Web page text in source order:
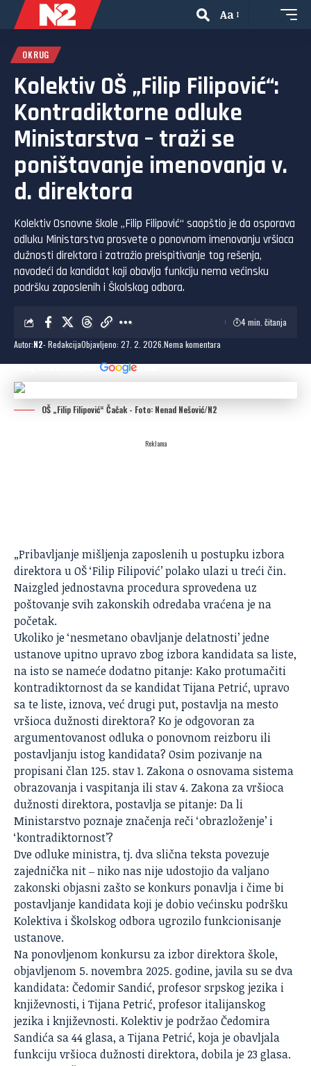
Aa
OKRUG
Kolektiv OŠ „Filip Filipović“:
Kontradiktorne odluke
Ministarstva – traži se
poništavanje imenovanja v.
d. direktora
Kolektiv Osnovne škole „Filip Filipović“ saopštio je da osporava
odluku Ministarstva prosvete o ponovnom imenovanju vršioca
dužnosti direktora i zatražio preispitivanje tog rešenja,
navodeći da kandidat koji obavlja funkciju nema većinsku
podršku zaposlenih i Školskog odbora.
Autor:N2- RedakcijaObjavljeno: 27. 2. 2026. Nema komentara
4 min. čitanja
Dodaj N2 kao omiljeni izvor
OŠ „Filip Filipović“ Čačak - Foto: Nenad Nešović/N2
Reklama
„Pribavljanje mišljenja zaposlenih u postupku izbora
direktora u OŠ ‘Filip Filipović’ polako ulazi u treći čin.
Naizgled jednostavna procedura sprovedena uz
poštovanje svih zakonskih odredaba vraćena je na
početak.
Ukoliko je ‘nesmetano obavljanje delatnosti’ jedne
ustanove upitno upravo zbog izbora kandidata sa liste,
na isto se nameće dodatno pitanje: Kako protumačiti
kontradiktornost da se kandidat Tijana Petrić, upravo
sa te liste, iznova, već drugi put, postavlja na mesto
vršioca dužnosti direktora? Ko je odgovoran za
argumentovanost odluka o ponovnom reizboru ili
postavljanju istog kandidata? Osim pozivanje na
propisani član 125. stav 1. Zakona o osnovama sistema
obrazovanja i vaspitanja ili stav 4. Zakona za vršioca
dužnosti direktora, postavlja se pitanje: Da li
Ministarstvo poznaje značenja reči ‘obrazloženje’ i
‘kontradiktornost’?
Dve odluke ministra, tj. dva slična teksta povezuje
zajednička nit ‒ niko nas nije udostojio da valjano
zakonski objasni zašto se konkurs ponavlja i čime bi
postavljanje kandidata koji je dobio većinsku podršku
Kolektiva i Školskog odbora ugrozilo funkcionisanje
ustanove.
Na ponovljenom konkursu za izbor direktora škole,
objavljenom 5. novembra 2025. godine, javila su se dva
kandidata: Čedomir Sandić, profesor srpskog jezika i
književnosti, i Tijana Petrić, profesor italijanskog
jezika i književnosti. Kolektiv je podržao Čedomira
Sandića sa 44 glasa, a Tijana Petrić, koja je obavljala
funkciju vršioca dužnosti direktora, dobila je 23 glasa.